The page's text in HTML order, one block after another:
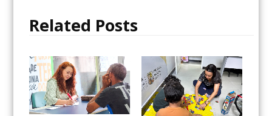
k
i
a
r
Related Posts